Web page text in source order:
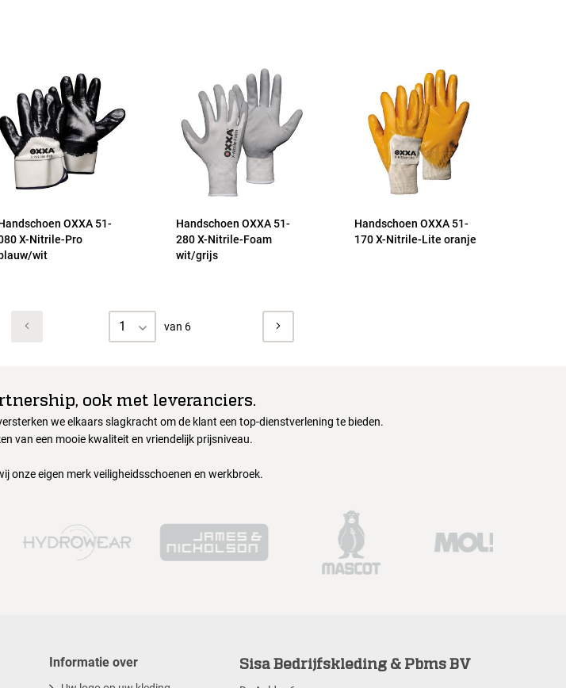
OXXA 51-
X-Nitrile-Pro
blauw/wit
Handschoen OXXA 51-
280 X-Nitrile-Foam
wit/grijs
Handschoen OXXA 51-
170 X-Nitrile-Lite oranje
1 van 6
ook met leveranciers.
we elkaars slagkracht om de klant een top-dienstverlening te bieden.
van een mooie kwaliteit en vriendelijk prijsniveau.
onze eigen merk veiligheidsschoenen en werkbroek.
Informatie over Sisa Bedrijfskleding & Pbms BV